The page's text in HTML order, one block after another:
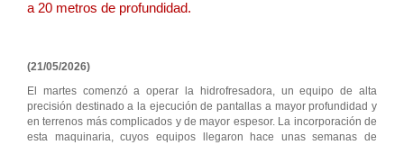
a 20 metros de profundidad.
(21/05/2026)
El martes comenzó a operar la hidrofresadora, un equipo de alta
precisión destinado a la ejecución de pantallas a mayor profundidad y
en terrenos más complicados y de mayor espesor. La incorporación de
esta maquinaria, cuyos equipos llegaron hace unas semanas de